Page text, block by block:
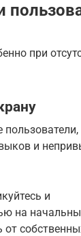
при
и
и
на